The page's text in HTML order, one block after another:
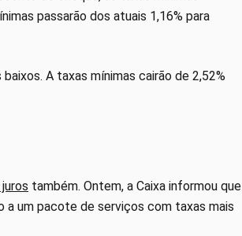
passarão dos atuais 1,16% para
A taxas mínimas cairão de 2,52%
também. Ontem, a Caixa informou que
a um pacote de serviços com taxas mais